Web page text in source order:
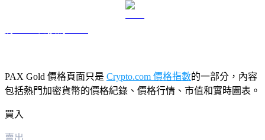
PAX Gold 價格頁面只是 Crypto.com 價格指數的一部分，內容
包括熱門加密貨幣的價格紀錄、價格行情、市值和實時圖表。
買入
賣出